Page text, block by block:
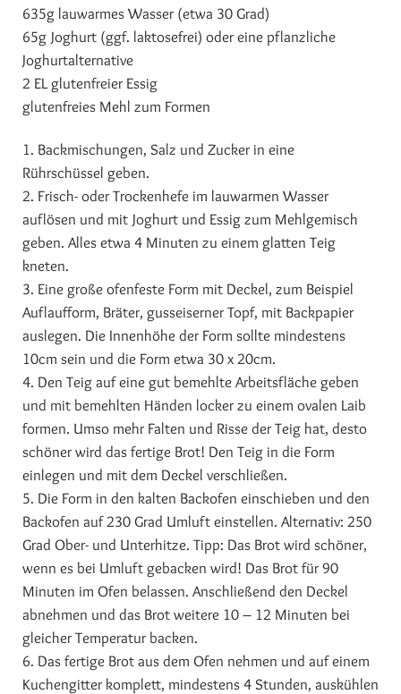
635g lauwarmes Wasser (etwa 30 Grad)
65g Joghurt (ggf. laktosefrei) oder eine pflanzliche
Joghurtalternative
2 EL glutenfreier Essig
glutenfreies Mehl zum Formen
1. Backmischungen, Salz und Zucker in eine
Rührschüssel geben.
2. Frisch- oder Trockenhefe im lauwarmen Wasser
auflösen und mit Joghurt und Essig zum Mehlgemisch
geben. Alles etwa 4 Minuten zu einem glatten Teig
kneten.
3. Eine große ofenfeste Form mit Deckel, zum Beispiel
Auflaufform, Bräter, gusseiserner Topf, mit Backpapier
auslegen. Die Innenhöhe der Form sollte mindestens
10cm sein und die Form etwa 30 x 20cm.
4. Den Teig auf eine gut bemehlte Arbeitsfläche geben
und mit bemehlten Händen locker zu einem ovalen Laib
formen. Umso mehr Falten und Risse der Teig hat, desto
schöner wird das fertige Brot! Den Teig in die Form
einlegen und mit dem Deckel verschließen.
5. Die Form in den kalten Backofen einschieben und den
Backofen auf 230 Grad Umluft einstellen. Alternativ: 250
Grad Ober- und Unterhitze. Tipp: Das Brot wird schöner,
wenn es bei Umluft gebacken wird! Das Brot für 90
Minuten im Ofen belassen. Anschließend den Deckel
abnehmen und das Brot weitere 10 – 12 Minuten bei
gleicher Temperatur backen.
6. Das fertige Brot aus dem Ofen nehmen und auf einem
Kuchengitter komplett, mindestens 4 Stunden, auskühlen